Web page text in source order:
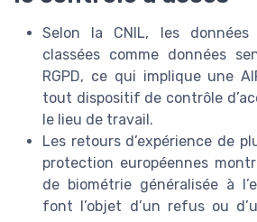
Selon la CNIL, les données
classées comme données
RGPD, ce qui implique une
tout dispositif de contrôle
le lieu de travail.
Les retours d’expérience de
protection européennes
de biométrie généralisée à
font l’objet d’un refus ou